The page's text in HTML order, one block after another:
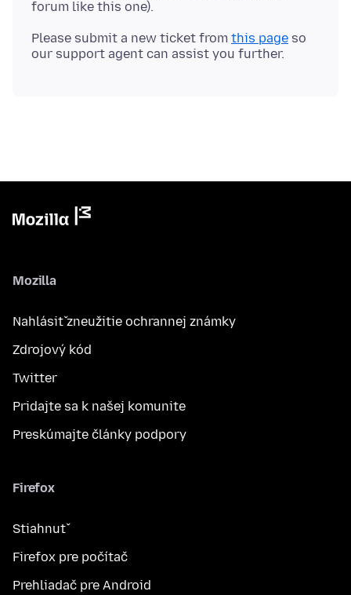
Please submit a new ticket from this page so
Mozilla
Nahlásiť zneužitie ochrannej známky
Zdrojový kód
Twitter
Pridajte sa k našej komunite
Preskúmajte články podpory
Firefox
Stiahnuť
Firefox pre počítač
Prehliadač pre Android